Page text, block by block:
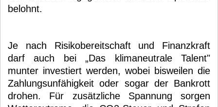
belohnt.
Je nach Risikobereitschaft und Finanzkraft
darf auch bei „Das klimaneutrale Talent"
munter investiert werden, wobei bisweilen die
Zahlungsunfähigkeit oder sogar der Bankrott
drohen. Für zusätzliche Spannung sorgen